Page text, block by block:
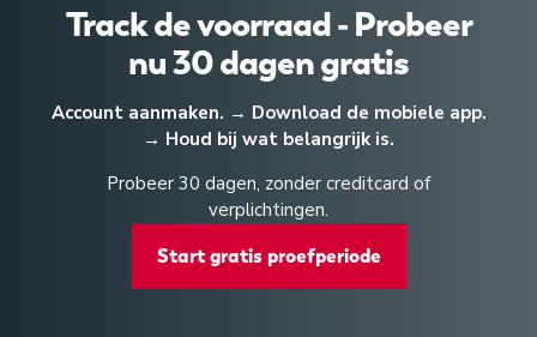
Track de voorraad - Probeer
nu 30 dagen gratis
Account aanmaken. → Download de mobiele app.
→ Houd bij wat belangrijk is.
Probeer 30 dagen, zonder creditcard of
verplichtingen.
Start gratis proefperiode